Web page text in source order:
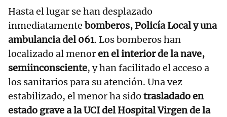
Hasta el lugar se han desplazado
inmediatamente bomberos, Policía Local y una
ambulancia del 061. Los bomberos han
localizado al menoren el interior de la nave,
semiinconsciente, y han facilitado el acceso a
los sanitarios para su atención. Una vez
estabilizado, el menor ha sido trasladado en
estado grave a la UCI del Hospital Virgen de la